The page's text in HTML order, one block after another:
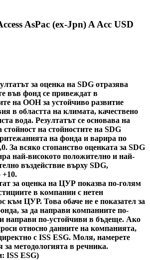
AsPac (ex-Jpn) A Acc USD
за оценка на SDG отразява
във фонд се привеждат в
на ООН за устойчиво развитие
в областта на климата, качествено
вода. Резултатът се основава на
стойност на стойностите на SDG
на фонда и варира по
За всяко стопанство оценката за SDG
най-високото положително и най-
въздействие върху SDG,
+10.
за оценка на ЦУР показва по-голям
в компании с нетен
към ЦУР. Това обаче не е показател за
за да направи компаниите по-
направи по-устойчиви в бъдеще. Ако
относно данните на компанията,
с ISS ESG. Моля, намерете
методологията в речника.
ISS ESG)